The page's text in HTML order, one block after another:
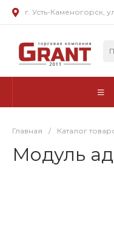
г. Усть-Каменогорск,
Главная / Каталог
Модуль